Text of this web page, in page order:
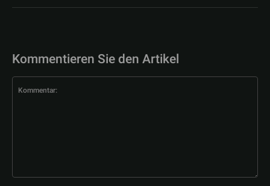
Kommentieren Sie den Artikel